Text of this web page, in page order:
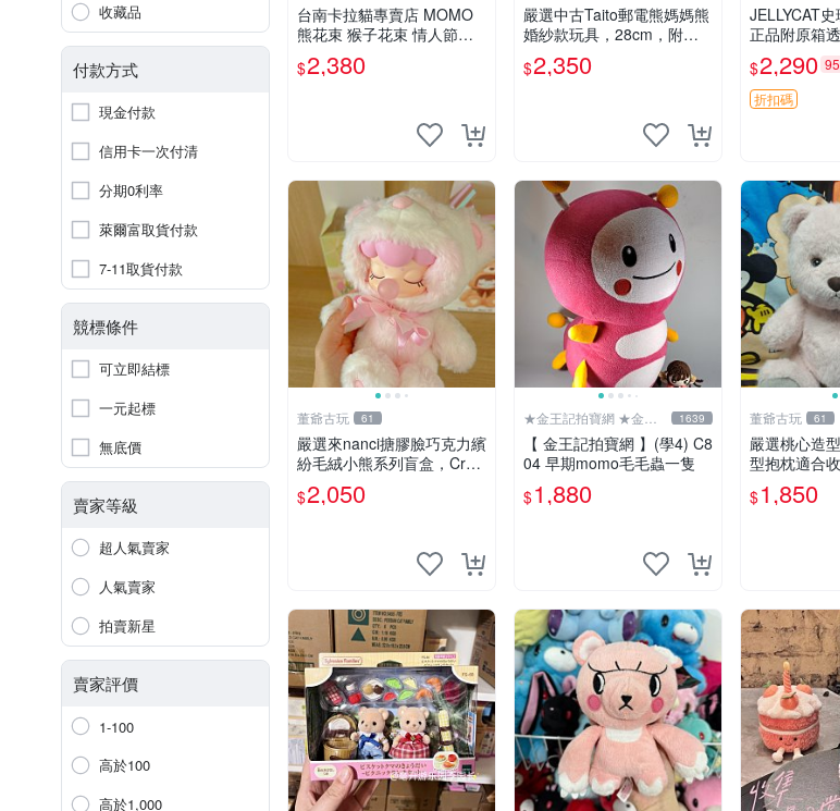
收藏品
付款方式
現金付款
信用卡一次付清
分期0利率
萊爾富取貨付款
7-11取貨付款
競標條件
可立即結標
一元起標
無底價
賣家等級
超人氣賣家
人氣賣家
拍賣新星
賣家評價
1-100
高於100
高於1,000
台南卡拉貓專賣店 MOMO
熊花束 猴子花束 情人節禮
物 二選一 可繡字 可今天寄
明天到
$2,380
嚴選中古Taito郵電熊媽媽熊
婚紗款玩具，28cm，附原
盒，保存極佳實拍，婚紗細
節清晰可見，偶像收藏推薦
$2,350
JELLYCAT
正品附原箱
透明袋 包裝
$2,290
折扣碼
董爺古玩 61
嚴選來nanci搪膠臉巧克力繽
紛毛絨小熊系列盲盒，Crea
my櫻花巧藝盲盒 隱藏款Cre
amy櫻花巧藝 嬰熊盲盒娃娃
$2,050
★金王記拍寶網 ★金王
記拍寶趣
1639
【 金王記拍寶網 】(學4) C8
04 早期momo毛毛蟲一隻
$1,880
董爺古玩 61
嚴選桃心造
型抱枕適合
心抱枕 布娃
$1,850